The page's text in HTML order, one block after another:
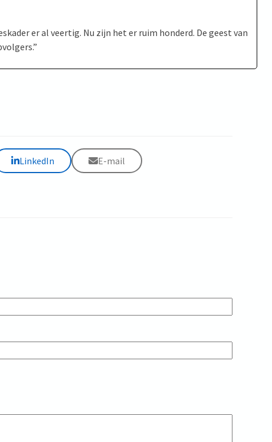
er al veertig. Nu zijn het er ruim honderd. De geest van
LinkedIn E-mail